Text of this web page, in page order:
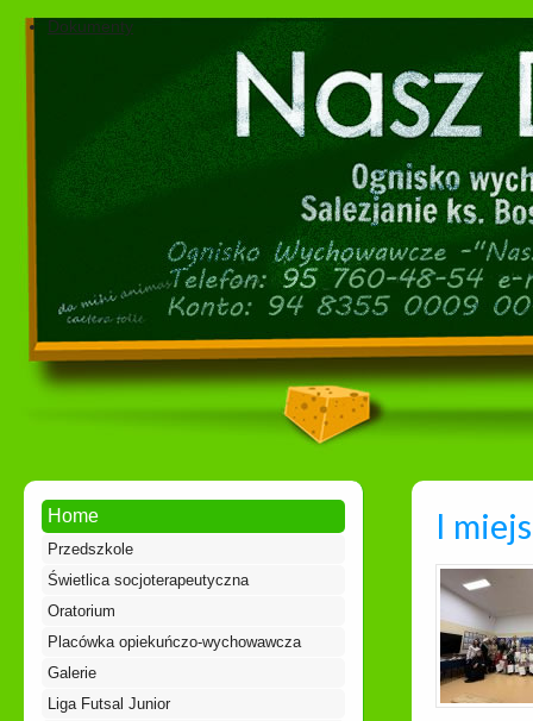
Dokumenty
Home
Przedszkole
Świetlica socjoterapeutyczna
Oratorium
Placówka opiekuńczo-wychowawcza
Galerie
Liga Futsal Junior
I